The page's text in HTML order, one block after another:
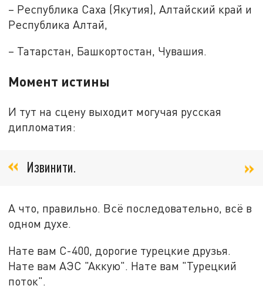
– Республика Саха (Якутия), Алтайский край и
Республика Алтай,
– Татарстан, Башкортостан, Чувашия.
Момент истины
И тут на сцену выходит могучая русская
дипломатия:
Извинити.
А что, правильно. Всё последовательно, всё в
одном духе.
Нате вам С-400, дорогие турецкие друзья.
Нате вам АЭС "Аккую". Нате вам "Турецкий
поток".